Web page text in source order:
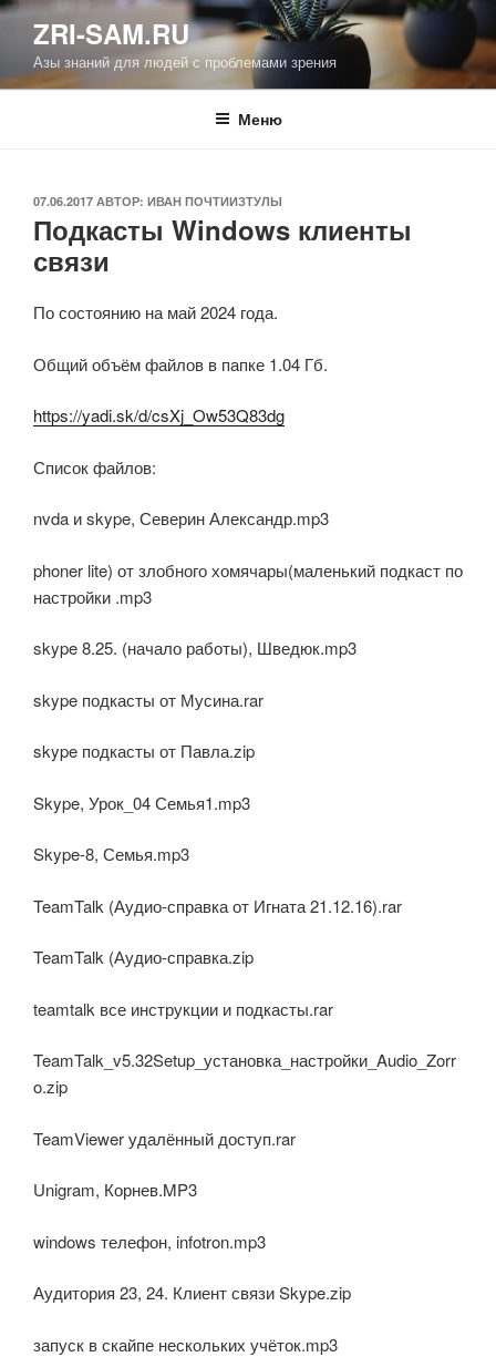
Перейти
содержимому
ZRI-SAM.RU
Азы знаний для людей с проблемами зрения
Меню
ОПУБЛИКОВАНО
07.06.2017 АВТОР: ИВАН ПОЧТИИЗТУЛЫ
Подкасты Windows клиенты
связи
По состоянию на май 2024 года.
Общий объём файлов в папке 1.04 Гб.
https://yadi.sk/d/csXj_Ow53Q83dg
Список файлов:
nvda и skype, Северин Александр.mp3
phoner lite) от злобного хомячары(маленький подкаст по
настройки .mp3
skype 8.25. (начало работы), Шведюк.mp3
skype подкасты от Мусина.rar
skype подкасты от Павла.zip
Skype, Урок_04 Семья1.mp3
Skype-8, Семья.mp3
TeamTalk (Аудио-справка от Игната 21.12.16).rar
TeamTalk (Аудио-справка.zip
teamtalk все инструкции и подкасты.rar
TeamTalk_v5.32Setup_установка_настройки_Audio_Zorr
o.zip
TeamViewer удалённый доступ.rar
Unigram, Корнев.MP3
windows телефон, infotron.mp3
Аудитория 23, 24. Клиент связи Skype.zip
запуск в скайпе нескольких учёток.mp3